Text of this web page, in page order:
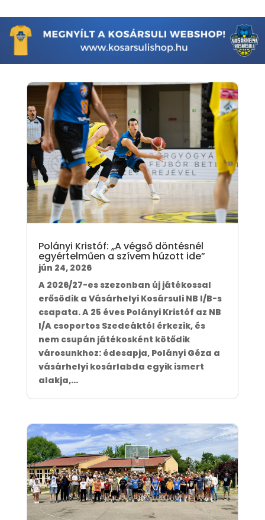
Polányi Kristóf: „A végső döntésnél
egyértelműen a szívem húzott ide”
jún 24, 2026
A 2026/27-es szezonban új játékossal
erősödik a Vásárhelyi Kosársuli NB I/B-s
csapata. A 25 éves Polányi Kristóf az NB
I/A csoportos Szedeáktól érkezik, és
nem csupán játékosként kötődik
városunkhoz: édesapja, Polányi Géza a
vásárhelyi kosárlabda egyik ismert
alakja,...